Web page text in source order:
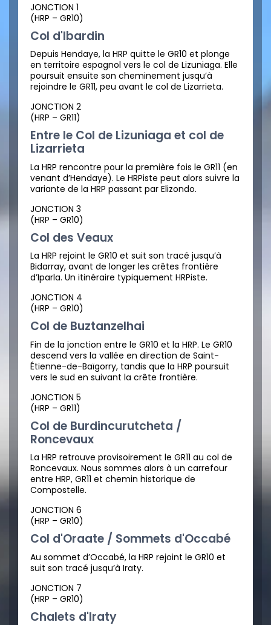
JONCTION 1
(HRP – GR10)
Col d'Ibardin
Depuis Hendaye, la HRP quitte le GR10 et plonge
en territoire espagnol vers le col de Lizuniaga. Elle
poursuit ensuite son cheminement jusqu’à
rejoindre le GR11, peu avant le col de Lizarrieta.
JONCTION 2
(HRP – GR11)
Entre le Col de Lizuniaga et col de
Lizarrieta
La HRP rencontre pour la première fois le GR11 (en
venant d’Hendaye). Le HRPiste peut alors suivre la
variante de la HRP passant par Elizondo.
JONCTION 3
(HRP – GR10)
Col des Veaux
La HRP rejoint le GR10 et suit son tracé jusqu’à
Bidarray, avant de longer les crêtes frontière
d’Iparla. Un itinéraire typiquement HRPiste.
JONCTION 4
(HRP – GR10)
Col de Buztanzelhai
Fin de la jonction entre le GR10 et la HRP. Le GR10
descend vers la vallée en direction de Saint-
Étienne-de-Baïgorry, tandis que la HRP poursuit
vers le sud en suivant la crête frontière.
JONCTION 5
(HRP – GR11)
Col de Burdincurutcheta /
Roncevaux
La HRP retrouve provisoirement le GR11 au col de
Roncevaux. Nous sommes alors à un carrefour
entre HRP, GR11 et chemin historique de
Compostelle.
JONCTION 6
(HRP – GR10)
Col d'Oraate / Sommets d'Occabé
Au sommet d’Occabé, la HRP rejoint le GR10 et
suit son tracé jusqu’à Iraty.
JONCTION 7
(HRP – GR10)
Chalets d'Iraty